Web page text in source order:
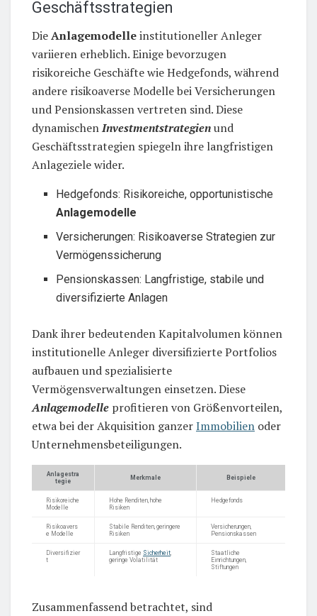
Geschäftsstrategien
DieAnlagemodelleinstitutioneller Anleger
variieren erheblich. Einige bevorzugen
risikoreiche Geschäfte wie Hedgefonds, während
andere risikoaverse Modelle bei Versicherungen
und Pensionskassen vertreten sind. Diese
dynamischenInvestmentstrategienund
Geschäftsstrategien spiegeln ihre langfristigen
Anlageziele wider.
Hedgefonds: Risikoreiche, opportunistische
Anlagemodelle
Versicherungen: Risikoaverse Strategien zur
Vermögenssicherung
Pensionskassen: Langfristige, stabile und
diversifizierte Anlagen
Dank ihrer bedeutenden Kapitalvolumen können
institutionelle Anleger diversifizierte Portfolios
aufbauen und spezialisierte
Vermögensverwaltungen einsetzen. Diese
Anlagemodelle profitieren von Größenvorteilen,
etwa bei der Akquisition ganzerImmobilien oder
Unternehmensbeteiligungen.
Anlagestra
tegie
Merkmale Beispiele
Risikoreiche
Modelle
Hohe Renditen, hohe
Risiken
Hedgefonds
Risikoavers
e Modelle
Stabile Renditen, geringere
Risiken
Versicherungen,
Pensionskassen
Diversifizier
t
Langfristige Sicherheit
geringe Volatilität
Staatliche
Einrichtungen,
Stiftungen
Zusammenfassend betrachtet, sind